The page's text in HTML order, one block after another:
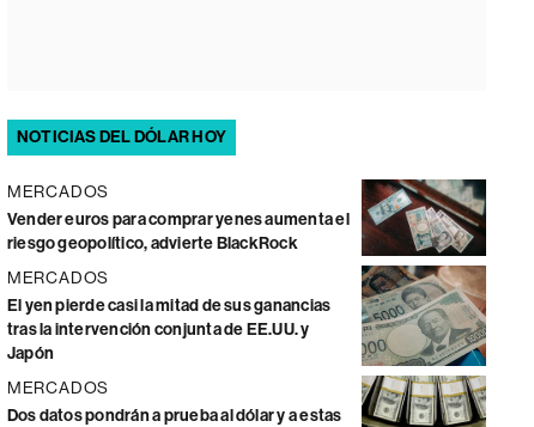
NOTICIAS DEL DÓLAR HOY
MERCADOS
Vender euros para comprar yenes aumenta el
riesgo geopolítico, advierte BlackRock
MERCADOS
El yen pierde casi la mitad de sus ganancias
tras la intervención conjunta de EE.UU. y
Japón
MERCADOS
Dos datos pondrán a prueba al dólar y a estas